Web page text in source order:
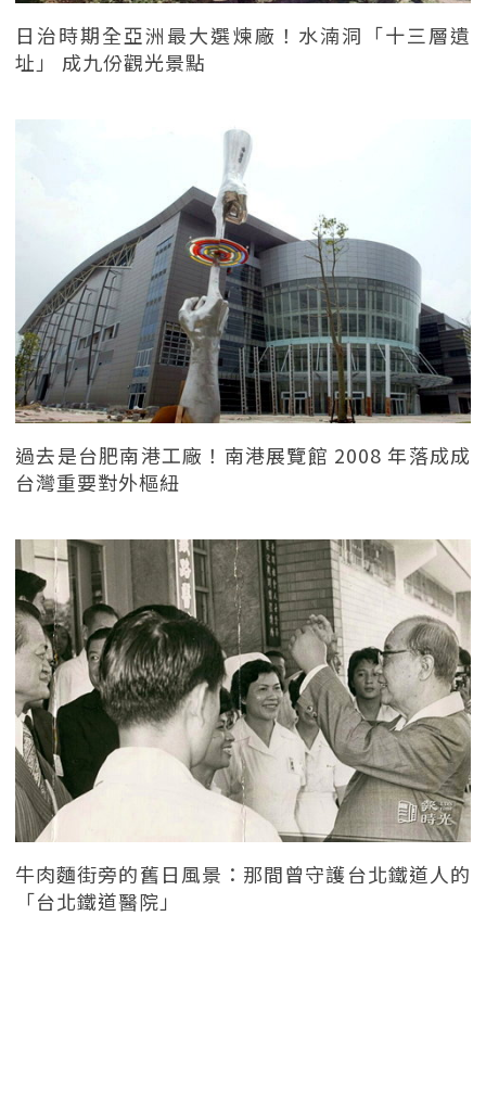
日治時期全亞洲最大選煉廠！水湳洞「十三層遺
址」 成九份觀光景點
過去是台肥南港工廠！南港展覽館 2008 年落成成
台灣重要對外樞紐
牛肉麵街旁的舊日風景：那間曾守護台北鐵道人的
「台北鐵道醫院」